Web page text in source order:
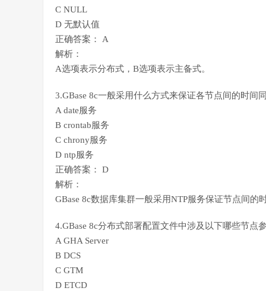
C NULL
D 无默认值
正确答案： A
解析：
A选项表示分布式，B选项表示主备式。
3.GBase 8c一般采用什么方式来保证各节点间的时间
A date服务
B crontab服务
C chrony服务
D ntp服务
正确答案： D
解析：
GBase 8c数据库集群一般采用NTP服务保证节点间的
4.GBase 8c分布式部署配置文件中涉及以下哪些节点
A GHA Server
B DCS
C GTM
D ETCD